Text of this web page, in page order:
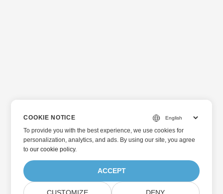
COOKIE NOTICE
To provide you with the best experience, we use cookies for
personalization, analytics, and ads. By using our site, you agree
toour cookie policy.
ACCEPT